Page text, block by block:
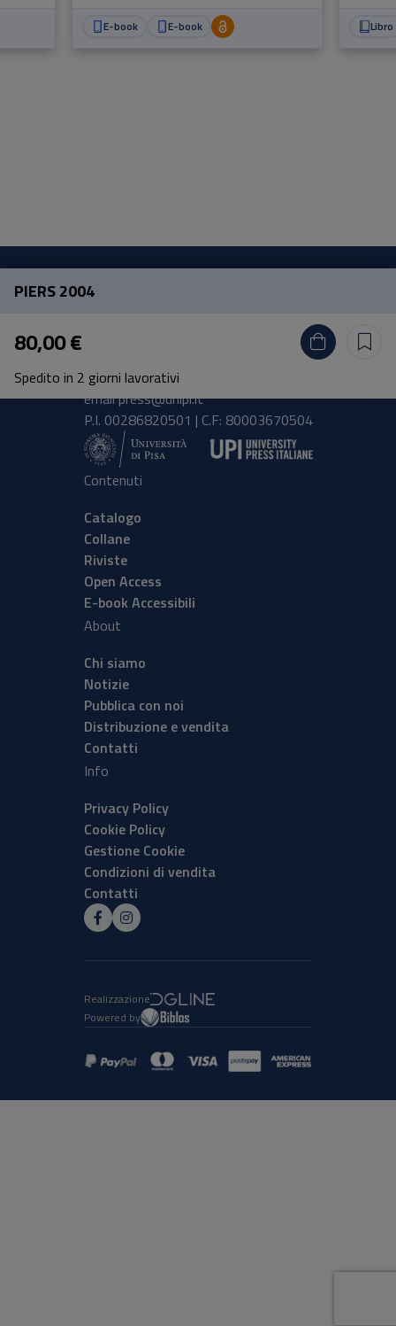
E-book E-book Libro
PIERS 2004
80,00 €
Spedito in 2 giorni lavorativi
Pisa University Press
Lungarno Pacinotti 43/44 56126 Pisa
tel.+39 050 2212056
emailpress@unipi.it
P.I. 00286820501 | C.F: 80003670504
Contenuti
Catalogo
Collane
Riviste
Open Access
E-book Accessibili
About
Chi siamo
Notizie
Pubblica con noi
Distribuzione e vendita
Contatti
Info
Privacy Policy
Cookie Policy
Gestione Cookie
Condizioni di vendita
Contatti
Realizzazione
Powered by